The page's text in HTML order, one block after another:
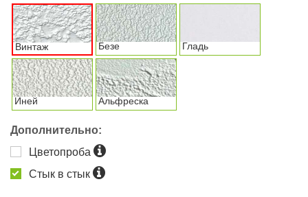
Винтаж Безе Гладь
Иней Альфреска
Дополнительно:
Цветопроба
Стык в стык